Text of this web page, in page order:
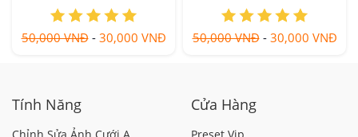
50,000 VNĐ- 30,000 VNĐ 50,000 VNĐ- 30,000 VNĐ
Tính Năng Cửa Hàng